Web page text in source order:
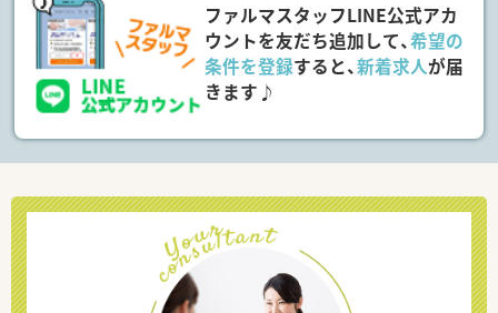
ファルマスタッフLINE公式アカ
ウントを友だち追加して、希望の
条件を登録すると、新着求人が届
きます♪